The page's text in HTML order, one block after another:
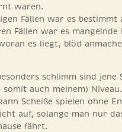
waren.
Fällen war es bestimmt
Fällen war es
es liegt, blöd
schlimm sind
somit auch meinem) Niveau.
Scheiße spielen ohne
auf, solange man nur
fährt.